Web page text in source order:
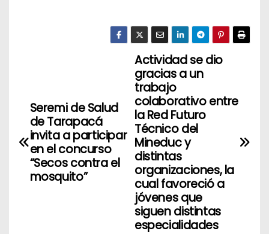
e
Actividad se dio
gracias a un
trabajo
colaborativo entre
la Red Futuro
Técnico del
Mineduc y
distintas
organizaciones, la
cual favoreció a
jóvenes que
siguen distintas
especialidades
Seremi de Salud
de Tarapacá
invita a participar
en el concurso
“Secos contra el
mosquito”